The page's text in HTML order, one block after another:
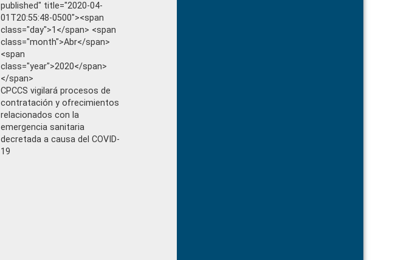
published" title="2020-04-
01T20:55:48-0500"><span
class="day">1</span> <span
class="month">Abr</span>
<span
class="year">2020</span>
</span>
CPCCS vigilará procesos de
contratación y ofrecimientos
relacionados con la
emergencia sanitaria
decretada a causa del COVID-
19